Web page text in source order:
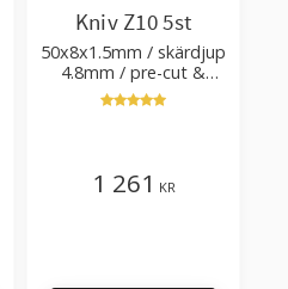
Kniv Z10 5st
50x8x1.5mm / skärdjup
4.8mm / pre-cut &
post-cut 0.84xTm /
skärvinkel 50°
1 261 KR